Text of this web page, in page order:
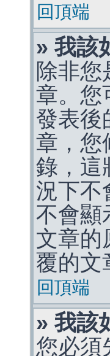
回頂端
» 我該
除非
章。您
發表後
章，您
錄，這
況下不
不會顯
文章的
覆的文
回頂端
» 我該
您必須